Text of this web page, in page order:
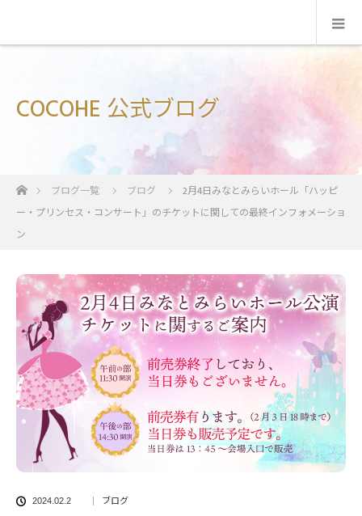
COCOHE 公式ブログ
ホームブログ一覧 ブログ
2月4日みなとみらいホール「ハッピ
ー・プリンセス・コンサート」のチケットに関しての最終インフォメーショ
ン
2024.02.2 ブログ